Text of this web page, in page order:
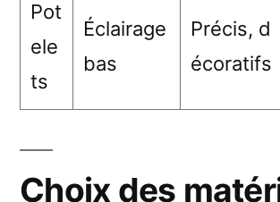
Pot
ele
ts
Éclairage
bas
Précis, d
écoratifs
Choix des